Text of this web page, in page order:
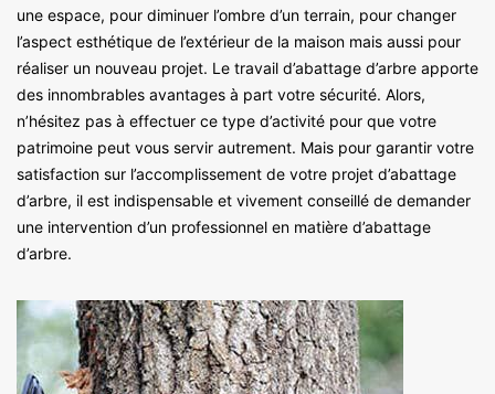
une espace, pour diminuer l’ombre d’un terrain, pour changer
l’aspect esthétique de l’extérieur de la maison mais aussi pour
réaliser un nouveau projet. Le travail d’abattage d’arbre apporte
des innombrables avantages à part votre sécurité. Alors,
n’hésitez pas à effectuer ce type d’activité pour que votre
patrimoine peut vous servir autrement. Mais pour garantir votre
satisfaction sur l’accomplissement de votre projet d’abattage
d’arbre, il est indispensable et vivement conseillé de demander
une intervention d’un professionnel en matière d’abattage
d’arbre.